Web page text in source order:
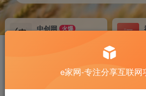
中创网 火爆
永久VIP价值198元e家网-专注分享互联网